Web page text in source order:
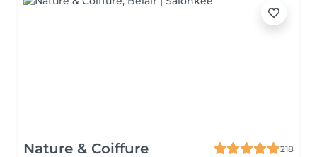
Nature & Coiffure
218